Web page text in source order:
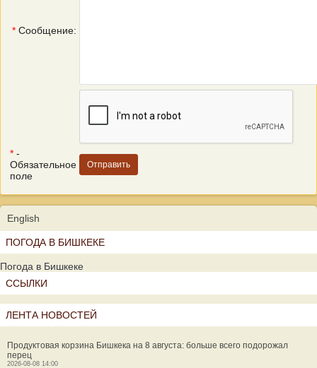
* Сообщение:
* -
Обязательное
поле
English
ПОГОДА В БИШКЕКЕ
Погода в Бишкеке
ССЫЛКИ
ЛЕНТА НОВОСТЕЙ
Продуктовая корзина Бишкека на 8 августа: больше всего подорожал
перец
2026-08-08 14:00